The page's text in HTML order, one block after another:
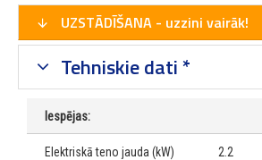
UZSTĀDĪŠANA - uzzini vairāk!
Tehniskie dati *
Iespējas:
Elektriskā teno jauda (kW) 2.2